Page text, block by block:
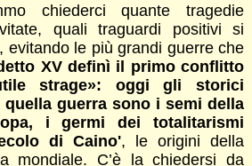
chiederci quante tragedie
quali traguardi positivi si
evitando le più grandi guerre che
XV definì il primo conflitto
strage»: oggi gli storici
guerra sono i semi della
i germi dei totalitarismi
di Caino', le origini della
mondiale. C’è la chiedersi da